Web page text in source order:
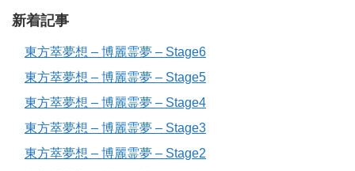
新着記事
東方萃夢想 – 博麗霊夢 – Stage6
東方萃夢想 – 博麗霊夢 – Stage5
東方萃夢想 – 博麗霊夢 – Stage4
東方萃夢想 – 博麗霊夢 – Stage3
東方萃夢想 – 博麗霊夢 – Stage2